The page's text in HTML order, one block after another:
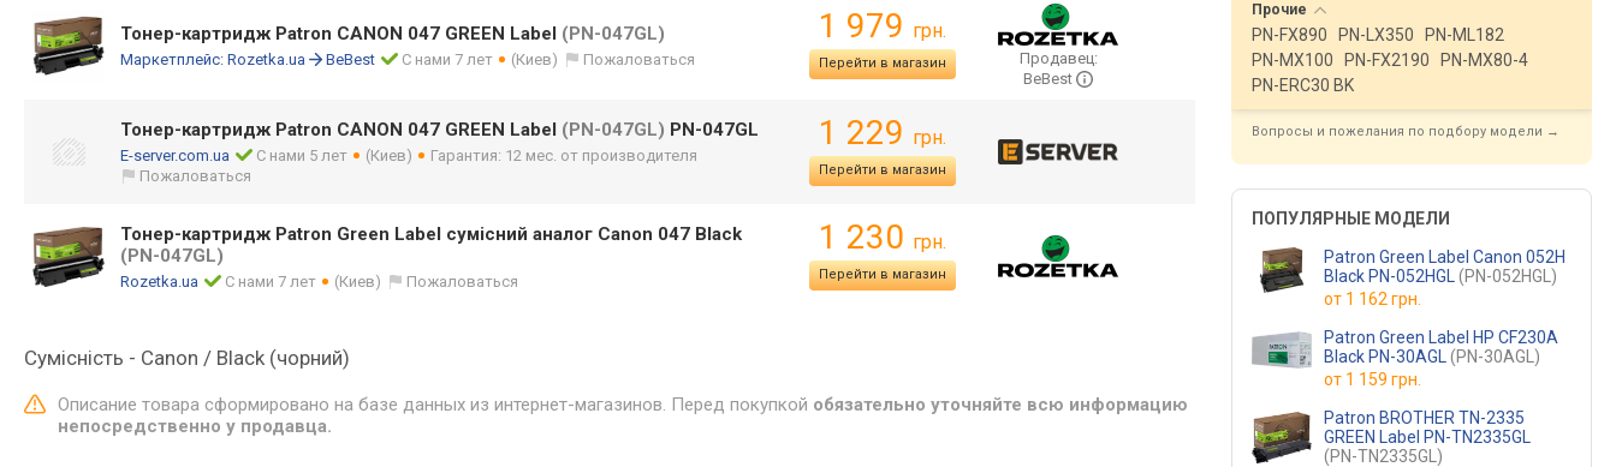
Тонер-картридж Patron CANON 047 GREEN Label (PN-047GL)
Маркетплейс: Rozetka.ua BeBest С нами 7 лет (Киев) Пожаловаться
1 979 грн.
Перейти в магазин
Продавец:
BeBest
Тонер-картридж Patron CANON 047 GREEN Label (PN-047GL) PN-047GL
E-server.com.ua С нами 5 лет (Киев)
Гарантия: 12 мес. от производителя
Пожаловаться
1 229 грн.
Перейти в магазин
Тонер-картридж Patron Green Label сумісний аналог Canon 047 Black
(PN-047GL)
Rozetka.ua С нами 7 лет (Киев) Пожаловаться
1 230 грн.
Перейти в магазин
Сумісність - Canon / Black (чорний)
Описание товара сформировано на базе данных из интернет-магазинов. Перед покупкой обязательно уточняйте всю информацию
непосредственно у продавца.
Прочие
PN-FX890 PN-LX350
PN-ML182
PN-MX100
PN-FX2190
PN-MX80-4
PN-ERC30 BK
Вопросы и пожелания по подбору модели →
ПОПУЛЯРНЫЕ МОДЕЛИ
Patron Green Label Canon 052H
Black PN-052HGL (PN-052HGL)
от 1 162 грн.
Patron Green Label HP CF230A
Black PN-30AGL (PN-30AGL)
от 1 159 грн.
Patron BROTHER TN-2335
GREEN Label PN-TN2335GL
(PN-TN2335GL)